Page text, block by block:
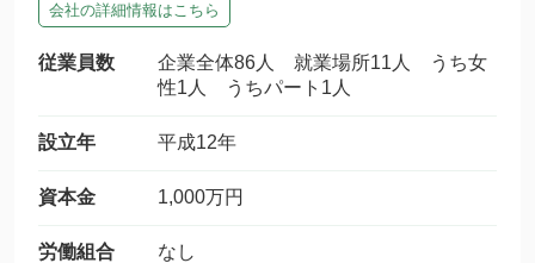
会社の詳細情報はこちら
従業員数
企業全体86人 就業場所11人 うち女
性1人 うちパート1人
設立年 平成12年
資本金 1,000万円
労働組合 なし